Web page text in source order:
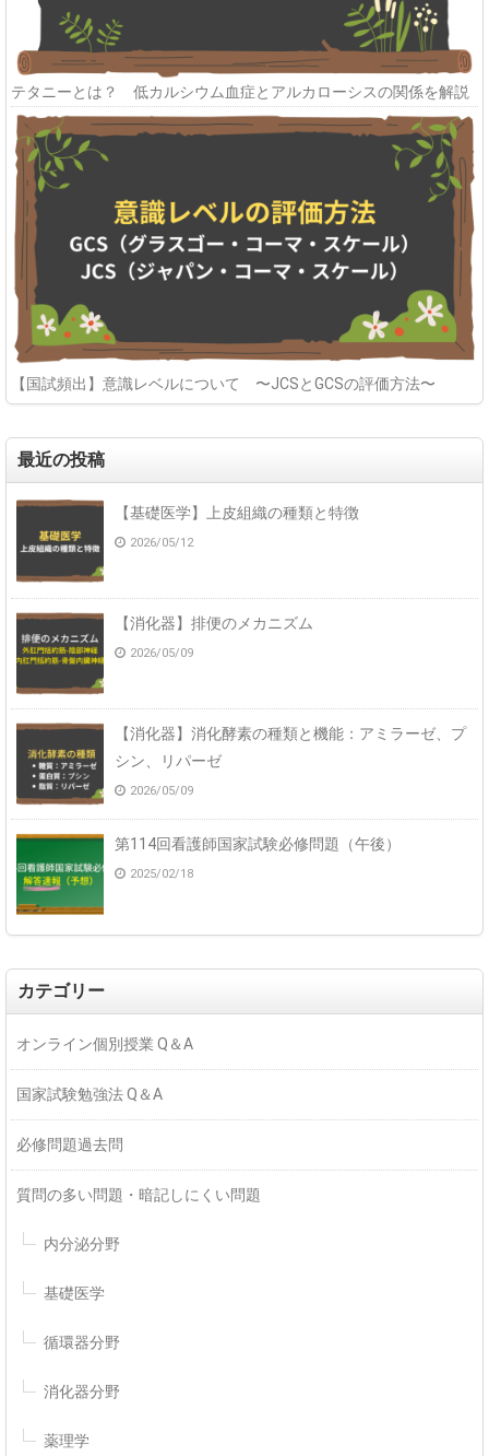
テタニーとは？ 低カルシウム血症とアルカローシスの関係を解説
【国試頻出】意識レベルについて 〜JCSとGCSの評価方法〜
最近の投稿
【基礎医学】上皮組織の種類と特徴
2026/05/12
【消化器】排便のメカニズム
2026/05/09
【消化器】消化酵素の種類と機能：アミラーゼ、プ
シン、リパーゼ
2026/05/09
第114回看護師国家試験必修問題（午後）
2025/02/18
カテゴリー
オンライン個別授業 Q＆A
国家試験勉強法 Q＆A
必修問題過去問
質問の多い問題・暗記しにくい問題
内分泌分野
基礎医学
循環器分野
消化器分野
薬理学